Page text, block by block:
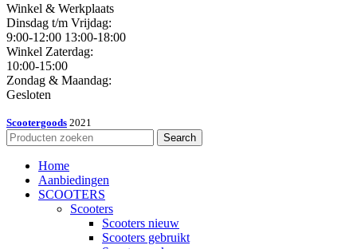
Winkel & Werkplaats
Dinsdag t/m Vrijdag:
9:00-12:00 13:00-18:00
Winkel Zaterdag:
10:00-15:00
Zondag & Maandag:
Gesloten
Scootergoods 2021
Search
Home
Aanbiedingen
SCOOTERS
Scooters
Scooters nieuw
Scooters gebruikt